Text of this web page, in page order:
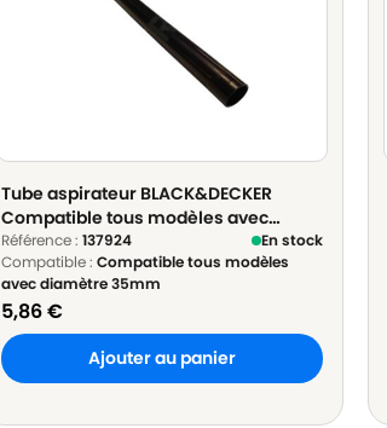
Tube aspirateur BLACK&DECKER
Compatible tous modèles avec
diamètre 35mm en Plastique - ø
35mm Longueur 50cm
Référence : 137924
En stock
Compatible : Compatible tous modèles
avec diamètre 35mm
5,86€
Ajouter au panier